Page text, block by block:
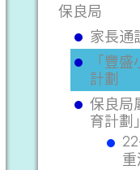
保良局
家長通
「豐
計劃
保良局
育計劃」
重